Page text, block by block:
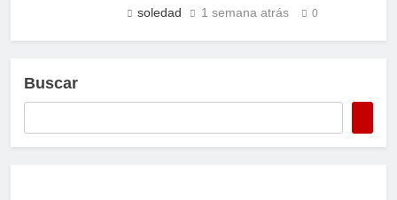
soledad 1 semana atrás 0
Buscar